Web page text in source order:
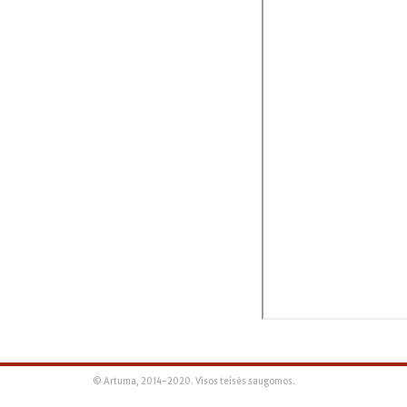
© Artuma, 2014-2020. Visos teisės saugomos.